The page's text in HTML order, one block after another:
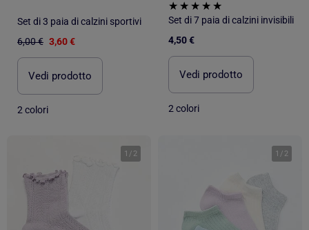
Set di 3 paia di calzini sportivi
6,00 € 3,60 €
Vedi prodotto
2 colori
Set di 7 paia di calzini invisibili
4,50 €
Vedi prodotto
2 colori
1 / 2 1 / 2